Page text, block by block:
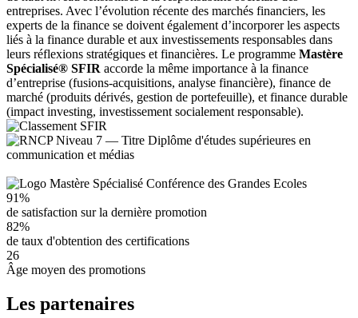
entreprises. Avec l’évolution récente des marchés financiers, les
experts de la finance se doivent également d’incorporer les aspects
liés à la finance durable et aux investissements responsables dans
leurs réflexions stratégiques et financières. Le programme Mastère
Spécialisé® SFIR accorde la même importance à la finance
d’entreprise (fusions-acquisitions, analyse financière), finance de
marché (produits dérivés, gestion de portefeuille), et finance durable
(impact investing, investissement socialement responsable).
91%
de satisfaction sur la dernière promotion
82%
de taux d'obtention des certifications
26
Âge moyen des promotions
Les partenaires